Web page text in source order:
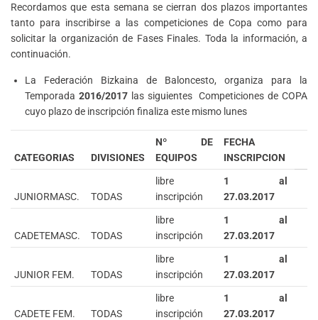
Recordamos que esta semana se cierran dos plazos importantes
tanto para inscribirse a las competiciones de Copa como para
solicitar la organización de Fases Finales. Toda la información, a
continuación.
La Federación Bizkaina de Baloncesto, organiza para la
Temporada 2016/2017 las siguientes Competiciones de COPA
cuyo plazo de inscripción finaliza este mismo lunes
CATEGORIAS DIVISIONES
Nº DE
EQUIPOS
FECHA
INSCRIPCION
JUNIORMASC. TODAS
libre
inscripción
1 al
27.03.2017
CADETEMASC. TODAS
libre
inscripción
1 al
27.03.2017
JUNIOR FEM. TODAS
libre
inscripción
1 al
27.03.2017
CADETE FEM. TODAS
libre
inscripción
1 al
27.03.2017